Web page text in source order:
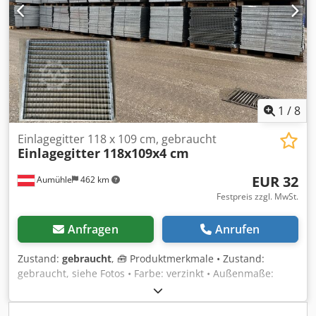
gut Verfügbar: ab ca. Q4 / 2026 Standort: Hamburg
1 /8
Aumühle 462 km
Einlagegitter 118 x 109 cm, gebraucht
Einlagegitter 118x109x4 cm
EUR 32
Festpreis zzgl. MwSt.
Anfragen Anrufen
Zustand: gebraucht, 🧰 Produktmerkmale • Zustand:
gebraucht, siehe Fotos • Farbe: verzinkt • Außenmaße:
1181 x 1093 x 40 mm • Innenlichte: 1116 mm • Traglast: 500
kg / m² • Eigengewicht: 14,7 kg • Maschenweite: 43 x 65 mm